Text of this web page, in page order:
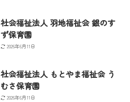
社会福祉法人 羽地福祉会 銀のす
ず保育園
2026年6月11日
社会福祉法人 もとやま福祉会 う
むさ保育園
2026年6月11日